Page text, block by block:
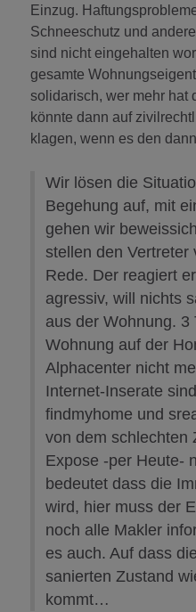
Einzug.
Schneeschutz und
sind nicht eingehalten
gesamte
solidarisch, wer mehr hat
könnte dann auf
klagen, wenn es den
Wir lösen die
Begehung auf, mit
gehen wir
stellen den Vertreter
Rede. Der reagiert
agressiv, will nichts
aus der Wohnung. 3
Wohnung auf der
Alphacenter nicht
Internet-Inserate
findmyhome und
von dem schlechten
Expose -per Heute-
bedeutet dass die
wird, hier muss der
noch alle Makler
es auch. Auf dass
sanierten Zustand
kommt…